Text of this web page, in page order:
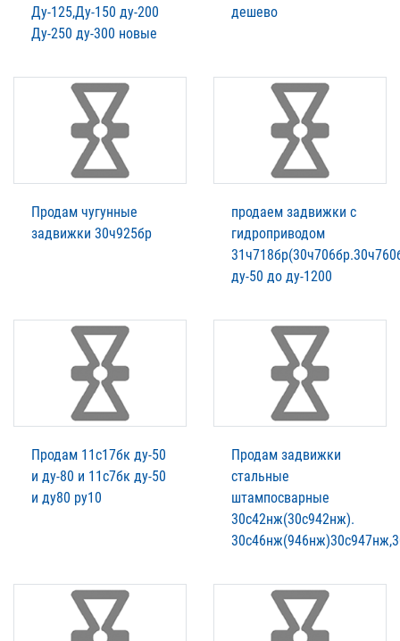
Ду-125,Ду-150 ду-200
Ду-250 ду-300 новые
дешево
Продам чугунные
задвижки 30ч925бр
продаем задвижки с
гидроприводом
ду-50 до ду-1200
Продам 11с17бк ду-50
и ду-80 и 11с7бк ду-50
и ду80 ру10
Продам задвижки
стальные
штампосварные
30с42нж(30с942нж).